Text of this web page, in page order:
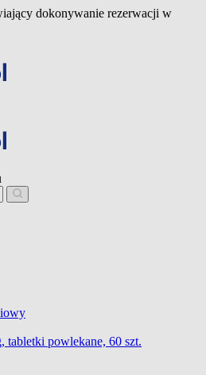
dokonywanie rezerwacji w
tabletki powlekane, 60 szt.